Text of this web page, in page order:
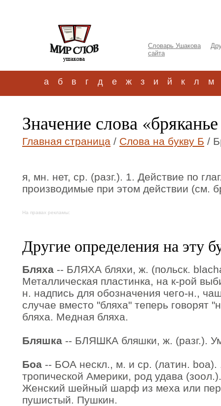
Словарь Ушакова
сайта
а б в г д е ж з и й к л м
Значение слова
Главная страница / Слова на букву Б /
я, мн. нет, ср. (разг.). 1. Действие по
производимые при этом действии (см.
На правах рекламы:
Другие определения на эту
Бляха -- БЛЯХА бляхи, ж. (польск.
Металлическая пластинка, на к-рой
н. надпись для обозначения чего-н.,
случае вместо "бляха" теперь говорят
бляха. Медная бляха.
Бляшка -- БЛЯШКА бляшки, ж. (разг.).
Боа -- БОА нескл., м. и ср. (латин.
тропической Америки, род удава
Женский шейный шарф из меха или
пушистый. Пушкин.